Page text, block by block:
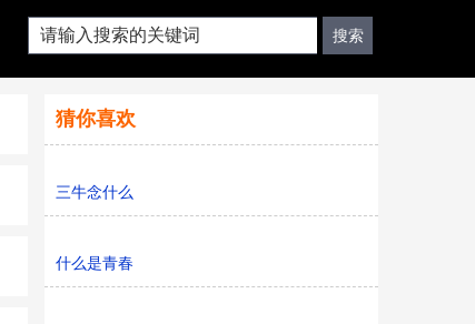
猜你喜欢
三牛念什么
什么是青春